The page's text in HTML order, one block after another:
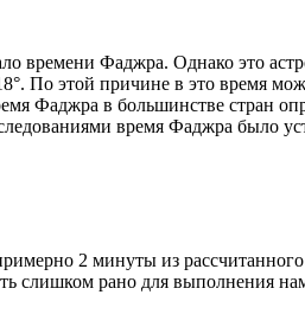
времени Фаджра. Однако это
По этой причине в это время
Фаджра в большинстве стран
время Фаджра было
2 минуты из
слишком рано для выполнения